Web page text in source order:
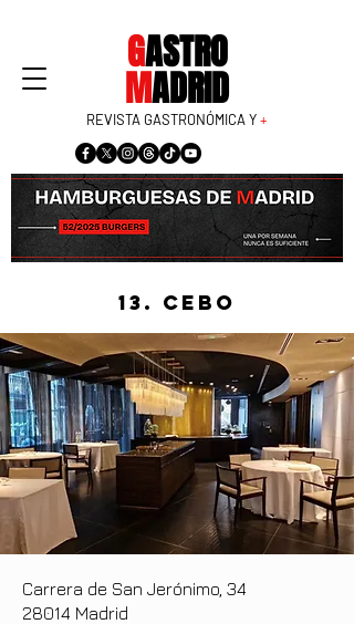
GASTRO
MADRID
REVISTA GASTRONÓMICA Y+
13. Cebo
Carrera de San Jerónimo, 34
28014 Madrid